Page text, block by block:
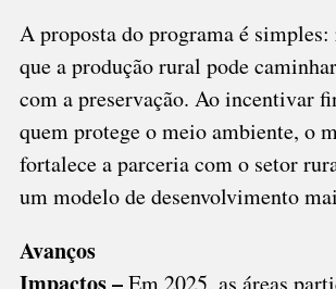
A proposta do programa é simples:
que a produção rural pode
com a preservação. Ao incentivar
quem protege o meio ambiente, o
fortalece a parceria com o setor
um modelo de desenvolvimento
Avanços